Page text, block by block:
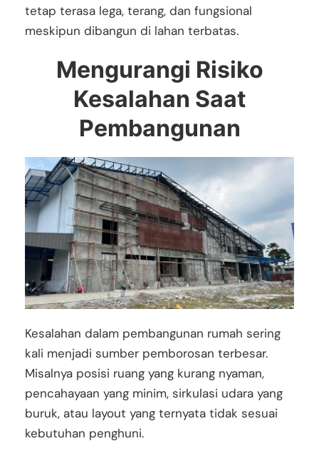
tetap terasa lega, terang, dan fungsional
meskipun dibangun di lahan terbatas.
Mengurangi Risiko
Kesalahan Saat
Pembangunan
Kesalahan dalam pembangunan rumah sering
kali menjadi sumber pemborosan terbesar.
Misalnya posisi ruang yang kurang nyaman,
pencahayaan yang minim, sirkulasi udara yang
buruk, atau layout yang ternyata tidak sesuai
kebutuhan penghuni.